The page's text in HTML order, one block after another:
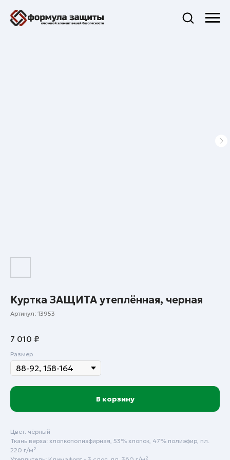
Куртка ЗАЩИТА утеплённая, черная
Артикул: 13953
7 010 ₽
Размер
В корзину
Цвет: чёрный
Ткань верха: хлопкополиэфирная, 53% хлопок, 47% полиэфир, пл.
220 г/м²